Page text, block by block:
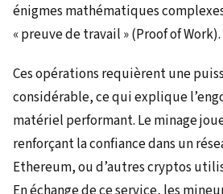
énigmes mathématiques
« preuve de travail » (Proof of Work).
Ces opérations requièrent une
considérable, ce qui explique
matériel performant. Le minage
renforçant la confiance dans un
Ethereum, ou d’autres cryptos